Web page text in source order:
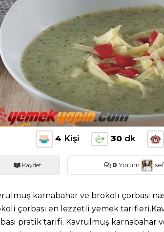
4 Kişi 30dk
Kaydet 0 Yorum sef
karnabahar ve brokoli çorbası
çorbası en lezzetli yemek
pratik tarifi. Kavrulmuş karnabahar